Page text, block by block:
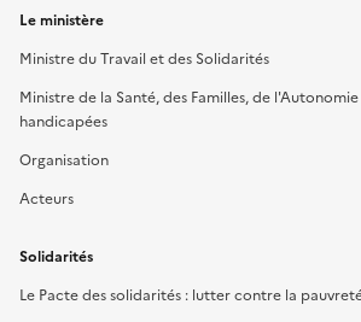
Le ministère
Ministre du Travail et des Solidarités
Ministre de la Santé, des Familles, de
handicapées
Organisation
Acteurs
Solidarités
Le Pacte des solidarités : lutter contre la